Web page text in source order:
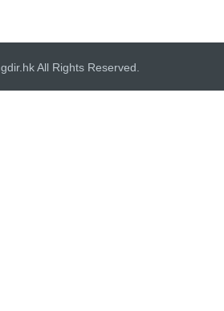
All Rights Reserved.